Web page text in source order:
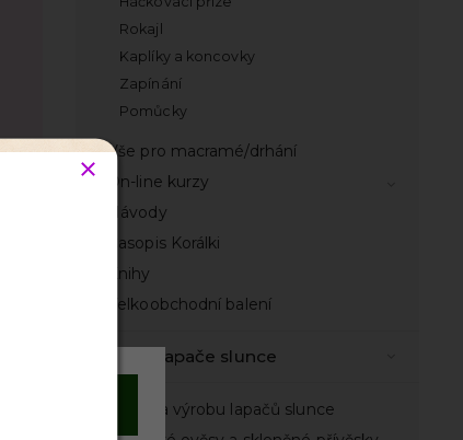
Rokajl
Kaplíky a koncovky
Zapínání
Pomůcky
Vše pro macramé/drhání
On-line kurzy
Návody
Časopis Korálki
Knihy
Velkoobchodní balení
Vše na lapače slunce
Sady na výrobu lapačů slunce